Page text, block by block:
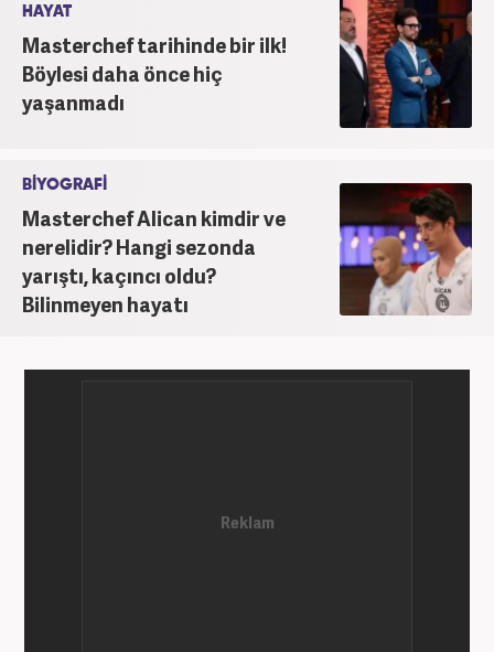
HAYAT
Masterchef tarihinde bir ilk!
Böylesi daha önce hiç
yaşanmadı
BİYOGRAFİ
Masterchef Alican kimdir ve
nerelidir? Hangi sezonda
yarıştı, kaçıncı oldu?
Bilinmeyen hayatı